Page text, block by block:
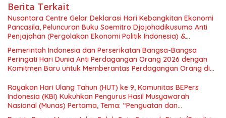
Berita Terkait
Nusantara Centre Gelar Deklarasi Hari Kebangkitan Ekonomi
Pancasila, Peluncuran Buku Soemitro Djojohadikusumo Anti
Penjajahan (Pergolakan Ekonomi Politik Indonesia) &
Simposium Nasional “Urgensi Undang-Undang Perekonomian
Nasional dan Kesejahteraan Sosial dalam Menata Bangsa
Menuju Indonesia Emas 2045”,
Pemerintah Indonesia dan Perserikatan Bangsa-Bangsa
Peringati Hari Dunia Anti Perdagangan Orang 2026 dengan
Komitmen Baru untuk Memberantas Perdagangan Orang di
Rayakan Hari Ulang Tahun (HUT) ke 9, Komunitas BEPers
Indonesia (KBI) Kukuhkan Pengurus Hasil Musyawarah
Nasional (Munas) Pertama, Tema: “Penguatan dan
Pengembangan Organisasi KBI yang Berbasis Riset di seluruh